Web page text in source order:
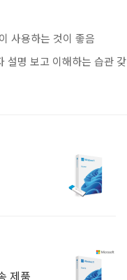
사용하는 것이 좋음
설명 보고 이해하는 습관 갖
제품